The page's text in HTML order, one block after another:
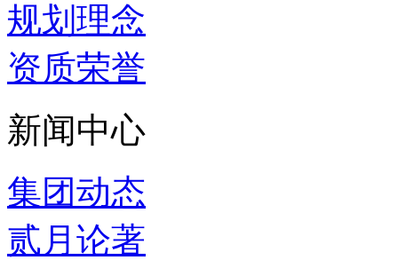
规划理念
资质荣誉
新闻中心
集团动态
贰月论著